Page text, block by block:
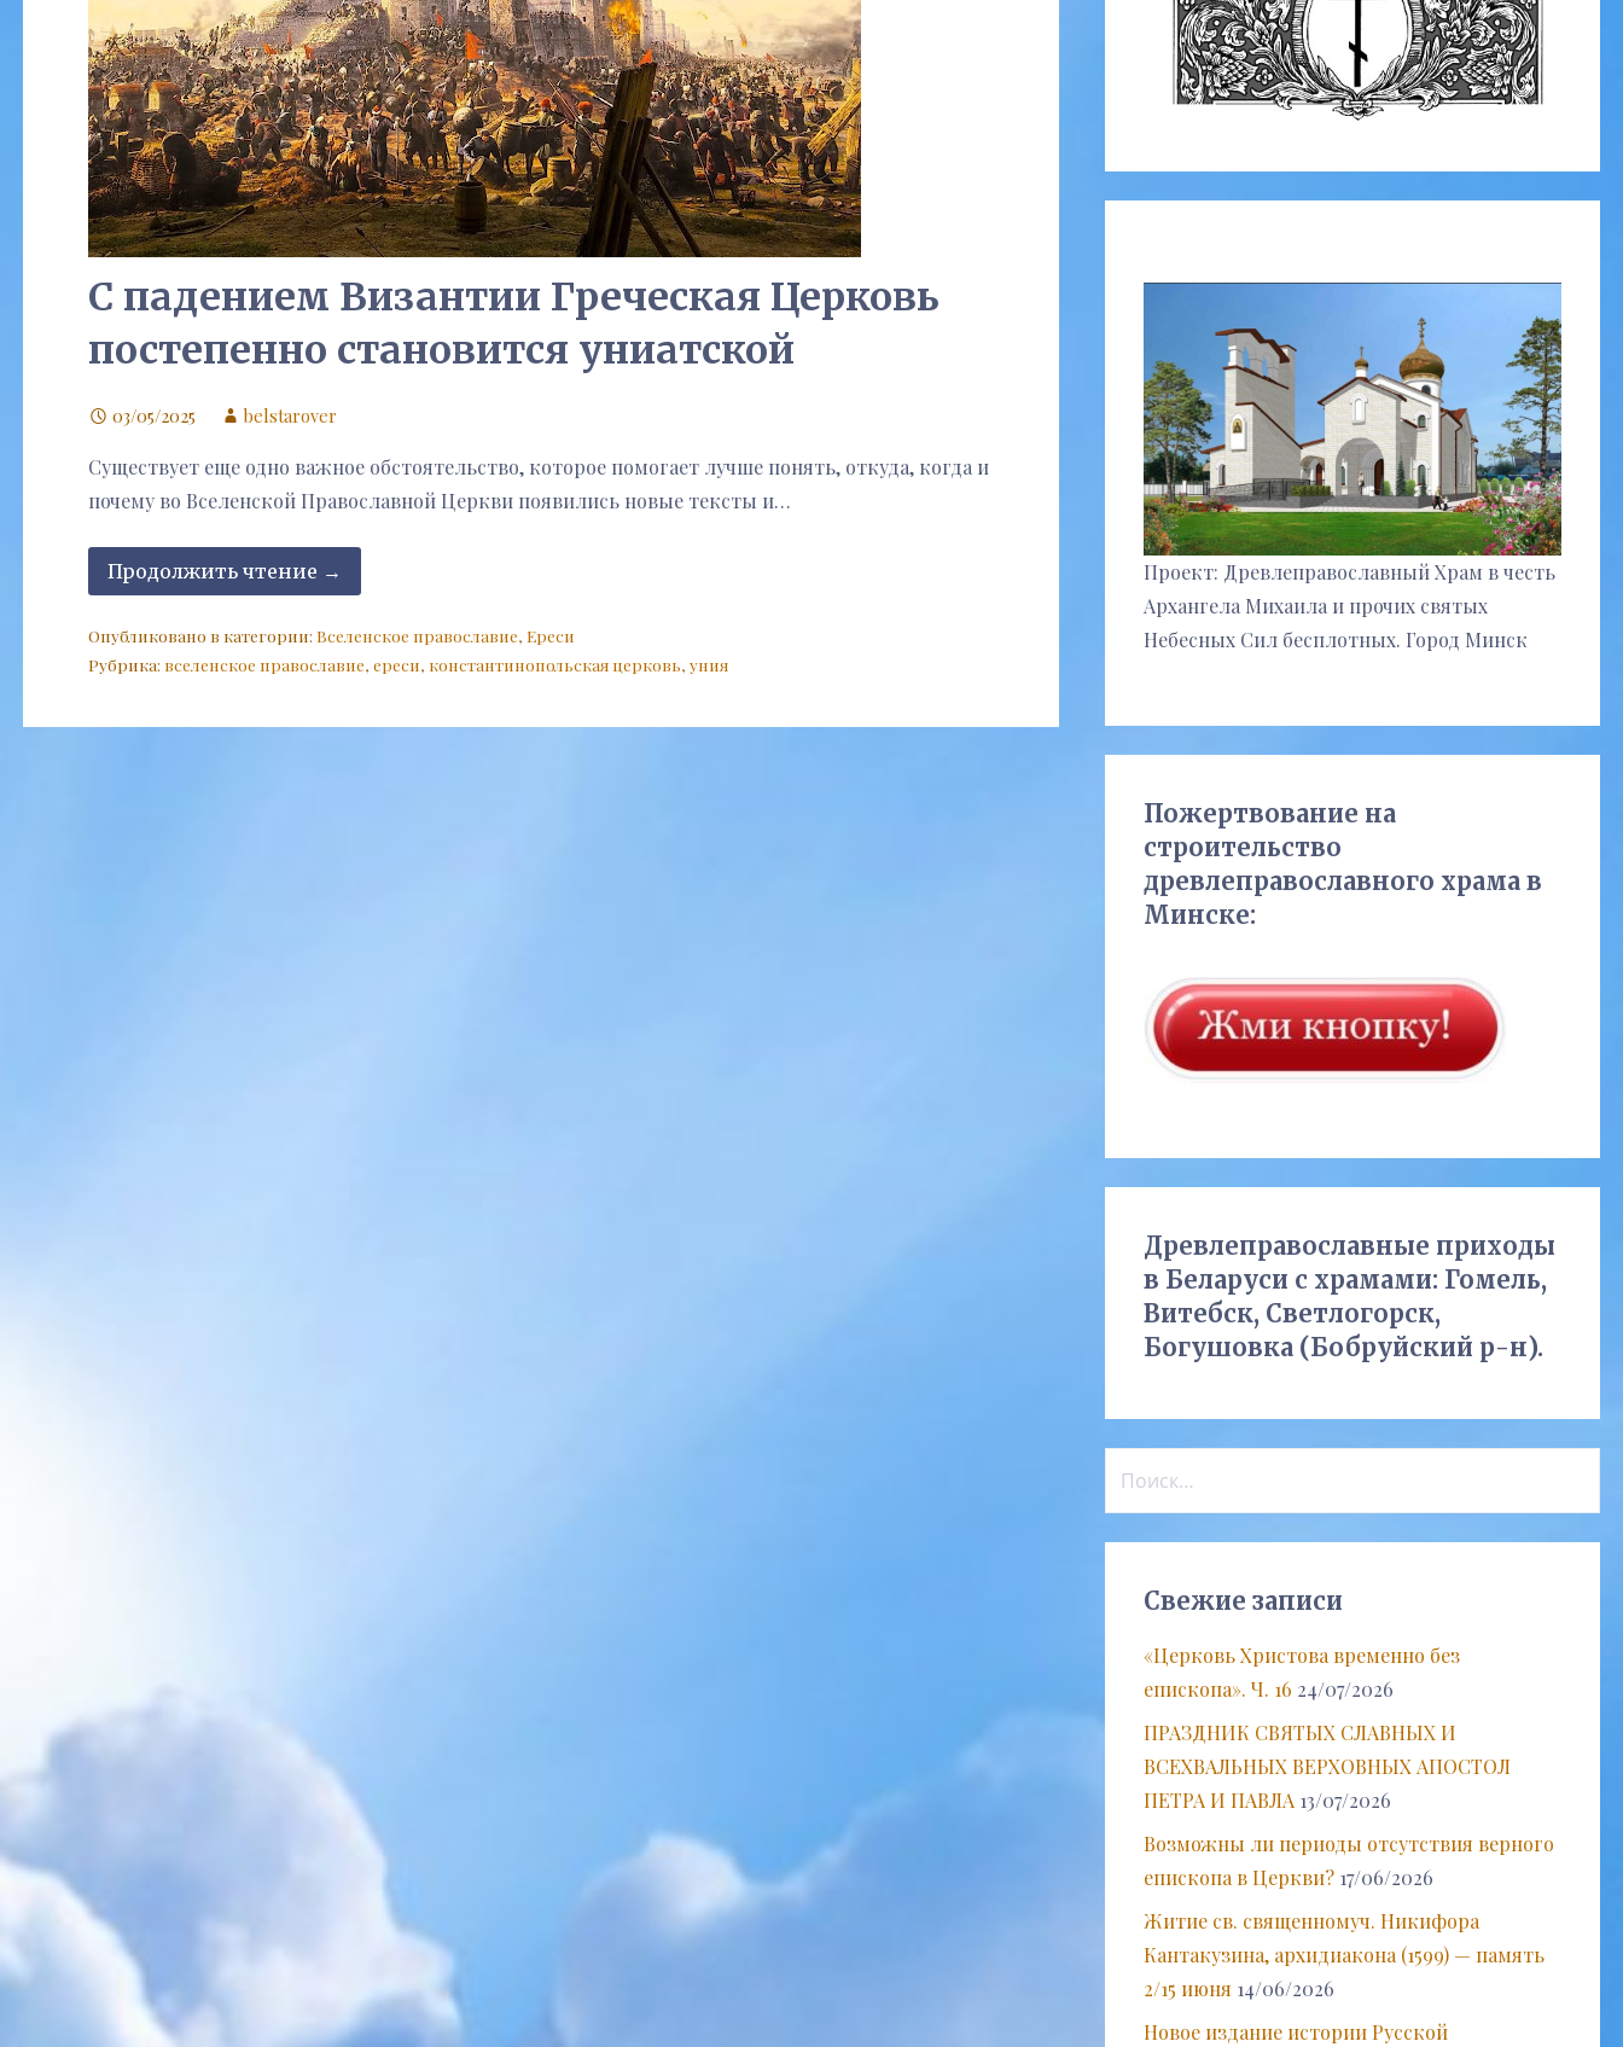
С падением Византии Греческая Церковь
постепенно становится униатской
03/05/2025 belstarover
Существует еще одно важное обстоятельство, которое помогает лучше понять, откуда, когда и
почему во Вселенской Православной Церкви появились новые тексты и…
Продолжить чтение →
Опубликовано в категории: Вселенское православие, Ереси
Рубрика: вселенское православие, ереси, константинопольская церковь, уния
Проект: Древлеправославный Храм в честь
Архангела Михаила и прочих святых
Небесных Сил бесплотных. Город Минск
Пожертвование на
строительство
древлеправославного храма в
Минске:
Древлеправославные приходы
в Беларуси с храмами: Гомель,
Витебск, Светлогорск,
Богушовка (Бобруйский р-н).
Свежие записи
«Церковь Христова временно без
епископа». Ч. 16 24/07/2026
ПРАЗДНИК СВЯТЫХ СЛАВНЫХ И
ВСЕХВАЛЬНЫХ ВЕРХОВНЫХ АПОСТОЛ
ПЕТРА И ПАВЛА 13/07/2026
Возможны ли периоды отсутствия верного
епископа в Церкви? 17/06/2026
Житие св. священномуч. Никифора
Кантакузина, архидиакона (1599) — память
2/15 июня 14/06/2026
Новое издание истории Русской